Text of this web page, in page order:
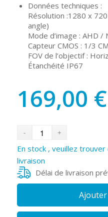
Données techniques :
Résolution :1280 x
angle)
Mode d’image : AHD /
Capteur CMOS : 1/3
FOV de l’objectif :
Étanchéité IP67
169,00 €
En stock , veuillez
livraison
Délai de livraison